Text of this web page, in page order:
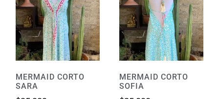
MERMAID CORTO
SARA
MERMAID CORTO
SOFIA